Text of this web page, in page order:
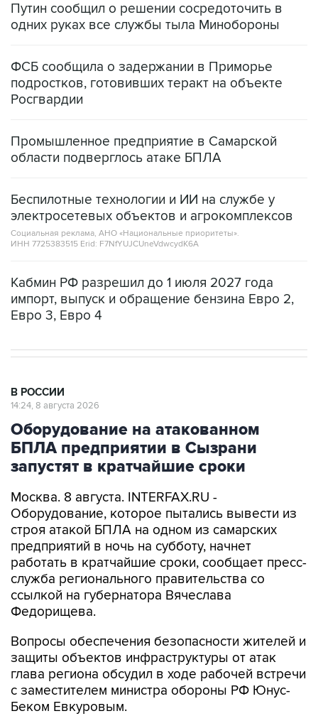
Путин сообщил о решении сосредоточить в
одних руках все службы тыла Минобороны
ФСБ сообщила о задержании в Приморье
подростков, готовивших теракт на объекте
Росгвардии
Промышленное предприятие в Самарской
области подверглось атаке БПЛА
Беспилотные технологии и ИИ на службе у
электросетевых объектов и агрокомплексов
Социальная реклама, АНО «Национальные приоритеты».
ИНН 7725383515 Erid: F7NfYUJCUneVdwcydK6A
Кабмин РФ разрешил до 1 июля 2027 года
импорт, выпуск и обращение бензина Евро 2,
Евро 3, Евро 4
В РОССИИ
14:24, 8 августа 2026
Оборудование на атакованном
БПЛА предприятии в Сызрани
запустят в кратчайшие сроки
Москва. 8 августа. INTERFAX.RU -
Оборудование, которое пытались вывести из
строя атакой БПЛА на одном из самарских
предприятий в ночь на субботу, начнет
работать в кратчайшие сроки, сообщает пресс-
служба регионального правительства со
ссылкой на губернатора Вячеслава
Федорищева.
Вопросы обеспечения безопасности жителей и
защиты объектов инфраструктуры от атак
глава региона обсудил в ходе рабочей встречи
с заместителем министра обороны РФ Юнус-
Беком Евкуровым.